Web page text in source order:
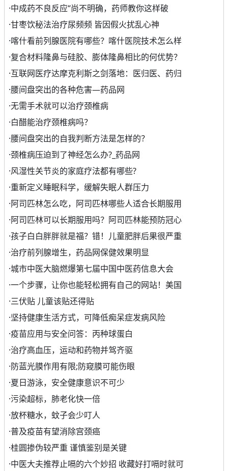
·中成药不良反应“尚不明确，药师教你这样破
·甘枣饮秘法治疗尿频频 皆因假火扰乱心神
·喀什看前列腺医院有哪些？喀什医院技术怎么样
·复合材料隆鼻与硅胶、膨体隆鼻相比的何优势？
·互联网医疗达摩克利斯之剑落地：医归医、药归
·腰间盘突出的各种危害—药品网
·无需手术就可以治疗颈椎病
·白醋能治疗颈椎病吗？
·腰间盘突出的自我判断方法是怎样的？
·颈椎病压迫到了神经怎么办?_药品网
·风湿性关节炎的家庭疗法都有哪些?
·重新定义睡眠科学，缓解失眠人群压力
·阿司匹林怎么吃，阿司匹林哪些人适合长期服用
·阿司匹林可以长期服用吗？阿司匹林能预防冠心
·孩子白白胖胖就是福？错！儿童肥胖后果很严重
·治疗前列腺增生，药品网保健效果明显
·城市中医大脑燃爆第七届中国中医药信息大会
·一个步骤，让你也能轻松拥有自己的网站！美国
·三伏贴 儿童该贴还得贴
·坚持健康生活方式，可降低痴呆症发病风险
·疫苗应用与安全问答：丙种球蛋白
·治疗高血压，运动和药物并驾齐驱
·防蓝光膜作用有限;防窥膜可能伤眼
·夏日游泳，安全健康意识不可少
·污染超标，肺老化快一倍
·放杯糖水，蚊子会少叮人
·普及疫苗有望消除宫颈癌
·桂圆掺伪较严重 谨慎鉴别是关键
·中医大夫推荐止嗝的六个妙招 收藏好打嗝时就可